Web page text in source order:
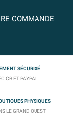
COMMANDE
SÉCURISÉ
CB ET PAYPAL
PHYSIQUES
LE GRAND OUEST